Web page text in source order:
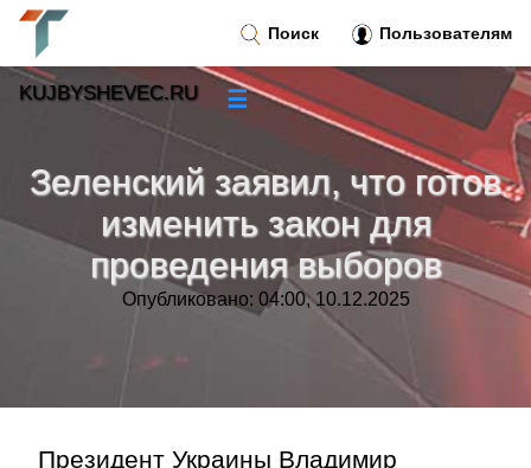
Зеленский заявил, что готов
изменить закон для
проведения выборов
Опубликовано: 04:00, 10.12.2025
Президент Украины Владимир
Поиск Пользователям
KUJBYSHEVEC.RU ☰
Новости»
Тренды новостей»
Рубрики»
Контакт»